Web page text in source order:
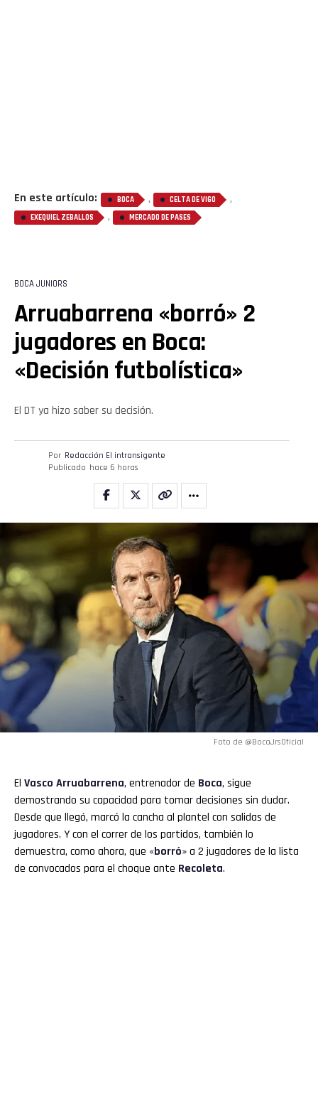
En este artículo: BOCA , CELTA DE VIGO ,
EXEQUIEL ZEBALLOS , MERCADO DE PASES
BOCA JUNIORS
Arruabarrena «borró» 2
jugadores en Boca:
«Decisión futbolística»
El DT ya hizo saber su decisión.
Por Redacción El intransigente
Publicado hace 6 horas
Foto de @BocaJrsOficial
El Vasco Arruabarrena, entrenador de Boca, sigue
demostrando su capacidad para tomar decisiones sin dudar.
Desde que llegó, marcó la cancha al plantel con salidas de
jugadores. Y con el correr de los partidos, también lo
demuestra, como ahora, que «borró» a 2 jugadores de la lista
de convocados para el choque ante Recoleta.